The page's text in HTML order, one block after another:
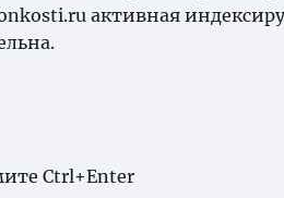
активная
Ctrl+Enter